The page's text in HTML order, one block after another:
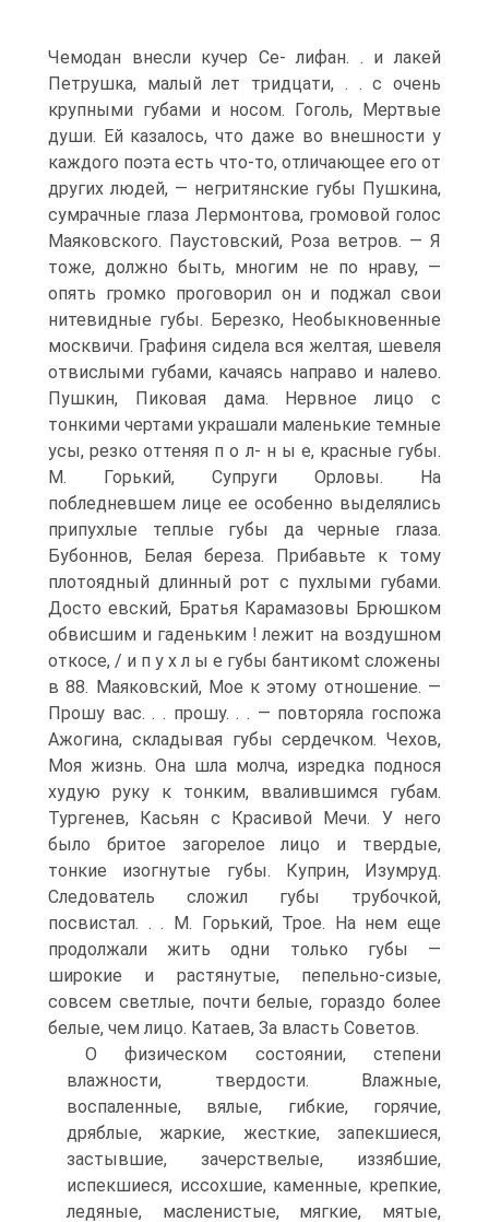
Чемодан внесли кучер Се- лифан. . и лакей
Петрушка, малый лет тридцати, . . с очень
крупными губами и носом. Гоголь, Мертвые
души. Ей казалось, что даже во внешности у
каждого поэта есть что-то, отличающее его от
других людей, — негритянские губы Пушкина,
сумрачные глаза Лермонтова, громовой голос
Маяковского. Паустовский, Роза ветров. — Я
тоже, должно быть, многим не по нраву, —
опять громко проговорил он и поджал свои
нитевидные губы. Березко, Необыкновенные
москвичи. Графиня сидела вся желтая, шевеля
отвислыми губами, качаясь направо и налево.
Пушкин, Пиковая дама. Нервное лицо с
тонкими чертами украшали маленькие темные
усы, резко оттеняя п о л- н ы е, красные губы.
М. Горький, Супруги Орловы. На
побледневшем лице ее особенно выделялись
припухлые теплые губы да черные глаза.
Бубоннов, Белая береза. Прибавьте к тому
плотоядный длинный рот с пухлыми губами.
Досто евский, Братья Карамазовы Брюшком
обвисшим и гаденьким ! лежит на воздушном
откосе, / и п у х л ы е губы бантикомt сложены
в 88. Маяковский, Мое к этому отношение. —
Прошу вас. . . прошу. . . — повторяла госпожа
Ажогина, складывая губы сердечком. Чехов,
Моя жизнь. Она шла молча, изредка поднося
худую руку к тонким, ввалившимся губам.
Тургенев, Касьян с Красивой Мечи. У него
было бритое загорелое лицо и твердые,
тонкие изогнутые губы. Куприн, Изумруд.
Следователь сложил губы трубочкой,
посвистал. . . М. Горький, Трое. На нем еще
продолжали жить одни только губы —
широкие и растянутые, пепельно-сизые,
совсем светлые, почти белые, гораздо более
белые, чем лицо. Катаев, За власть Советов.
О физическом состоянии, степени
влажности, твердости. Влажные,
воспаленные, вялые, гибкие, горячие,
дряблые, жаркие, жесткие, запекшиеся,
застывшие, зачерствелые, иззябшие,
испекшиеся, иссохшие, каменные, крепкие,
ледяные, масленистые, мягкие, мятые,